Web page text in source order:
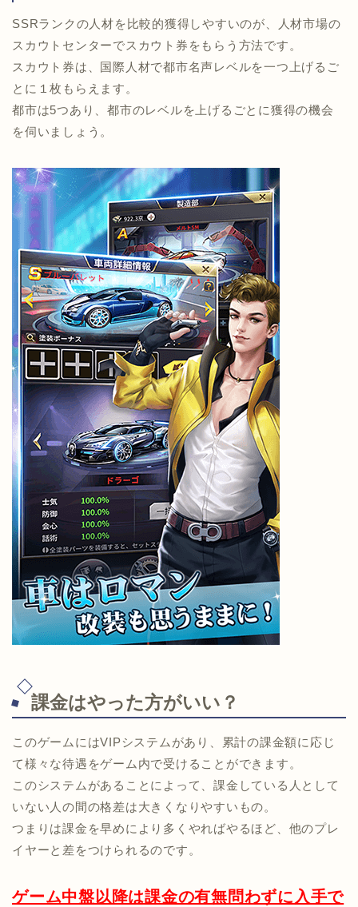
SSRランクの人材を比較的獲得しやすいのが、人材市場の
スカウトセンターでスカウト券をもらう方法です。
スカウト券は、国際人材で都市名声レベルを一つ上げるご
とに１枚もらえます。
都市は5つあり、都市のレベルを上げるごとに獲得の機会
を伺いましょう。
課金はやった方がいい？
このゲームにはVIPシステムがあり、累計の課金額に応じ
て様々な待遇をゲーム内で受けることができます。
このシステムがあることによって、課金している人として
いない人の間の格差は大きくなりやすいもの。
つまりは課金を早めにより多くやればやるほど、他のプレ
イヤーと差をつけられるのです。
ゲーム中盤以降は課金の有無問わずに入手で